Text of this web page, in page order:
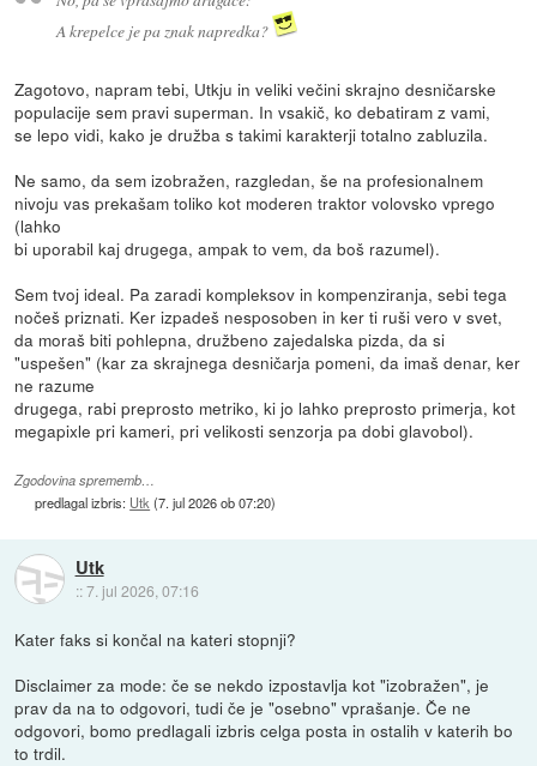
A krepelce je pa znak napredka?
Zagotovo, napram tebi, Utkju in veliki večini skrajno desničarske
populacije sem pravi superman. In vsakič, ko debatiram z vami,
se lepo vidi, kako je družba s takimi karakterji totalno zabluzila.
Ne samo, da sem izobražen, razgledan, še na profesionalnem
nivoju vas prekašam toliko kot moderen traktor volovsko vprego
(lahko
bi uporabil kaj drugega, ampak to vem, da boš razumel).
Sem tvoj ideal. Pa zaradi kompleksov in kompenziranja, sebi tega
nočeš priznati. Ker izpadeš nesposoben in ker ti ruši vero v svet,
da moraš biti pohlepna, družbeno zajedalska pizda, da si
"uspešen" (kar za skrajnega desničarja pomeni, da imaš denar, ker
ne razume
drugega, rabi preprosto metriko, ki jo lahko preprosto primerja, kot
megapixle pri kameri, pri velikosti senzorja pa dobi glavobol).
Zgodovina sprememb…
predlagal izbris: Utk (7. jul 2026 ob 07:20)
Utk
::7. jul 2026, 07:16
Kater faks si končal na kateri stopnji?
Disclaimer za mode: če se nekdo izpostavlja kot "izobražen", je
prav da na to odgovori, tudi če je "osebno" vprašanje. Če ne
odgovori, bomo predlagali izbris celga posta in ostalih v katerih bo
to trdil.